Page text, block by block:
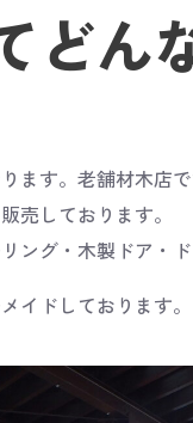
どん
ます。老舗材木店で
売しております。
ング・木製ドア・
イドしております。